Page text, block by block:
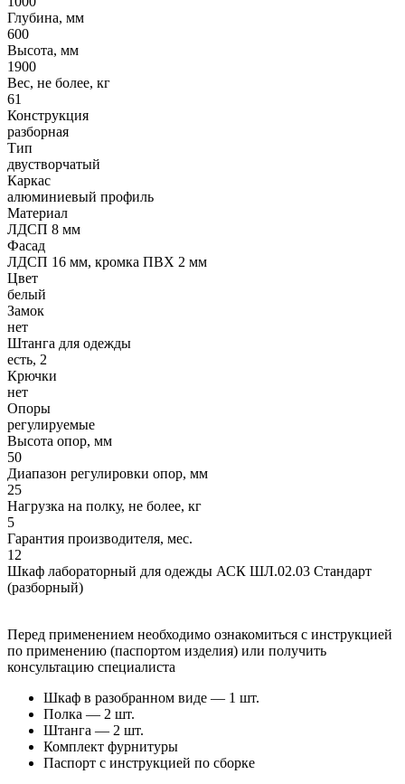
Глубина, мм
600
Высота, мм
1900
Вес, не более, кг
61
Конструкция
разборная
Тип
двустворчатый
Каркас
алюминиевый профиль
Материал
ЛДСП 8 мм
Фасад
ЛДСП 16 мм, кромка ПВХ 2 мм
Цвет
белый
Замок
нет
Штанга для одежды
есть, 2
Крючки
нет
Опоры
регулируемые
Высота опор, мм
50
Диапазон регулировки опор, мм
25
Нагрузка на полку, не более, кг
5
Гарантия производителя, мес.
12
Шкаф лабораторный для одежды АСК ШЛ.02.03 Стандарт
(разборный)
Перед применением необходимо ознакомиться с инструкцией
по применению (паспортом изделия) или получить
консультацию специалиста
Шкаф в разобранном виде — 1 шт.
Полка — 2 шт.
Штанга — 2 шт.
Комплект фурнитуры
Паспорт с инструкцией по сборке